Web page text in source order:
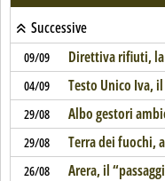
Successive
09/09 Direttiva rifiuti,
04/09 Testo Unico Iva,
29/08 Albo gestori
29/08 Terra dei fuochi,
26/08 Arera, il